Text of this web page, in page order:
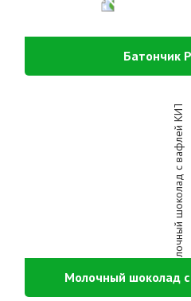
Батончик
Молочный шоколад